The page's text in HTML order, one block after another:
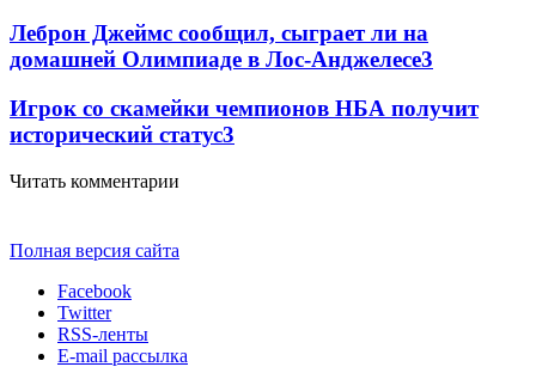
Леброн Джеймс сообщил, сыграет ли на
домашней Олимпиаде в Лос-Анджелесе3
Игрок со скамейки чемпионов НБА получит
исторический статус3
Читать комментарии
Полная версия сайта
Facebook
Twitter
RSS-ленты
E-mail рассылка